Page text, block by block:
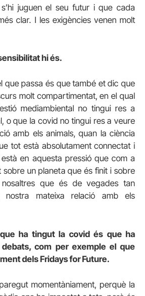
juguen el seu futur i que cada
clar. I les exigències venen molt
hi és.
que passa és que també et dic que
molt compartimentat, en el qual
mediambiental no tingui res a
o que la covid no tingui res a veure
amb els animals, quan la ciència
tot està absolutament connectat i
està en aquesta pressió que com a
un planeta que és finit i sobre
que és de vegades tan
mateixa relació amb els
ha tingut la covid és que ha
com per exemple el que
dels Fridays for Future.
momentàniament, perquè la